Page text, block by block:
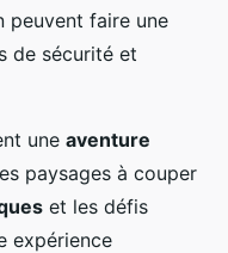
peuvent faire une
de sécurité et
une aventure
paysages à couper
et les défis
expérience